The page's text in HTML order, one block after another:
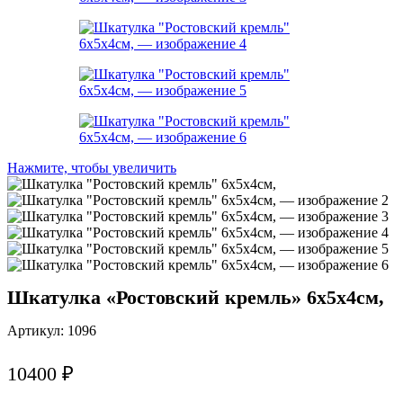
Нажмите, чтобы увеличить
Шкатулка «Ростовский кремль» 6х5х4см,
Артикул: 1096
10400 ₽